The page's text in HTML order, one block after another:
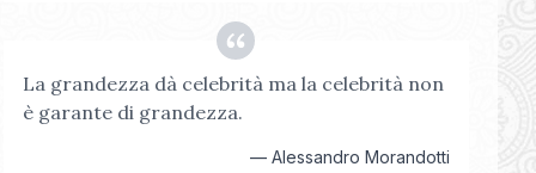
La grandezza dà celebrità ma la celebrità non
è garante di grandezza.
— Alessandro Morandotti